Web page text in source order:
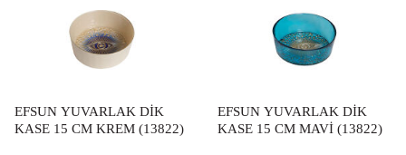
EFSUN YUVARLAK DİK
KASE 15 CM KREM (13822)
EFSUN YUVARLAK DİK
KASE 15 CM MAVİ (13822)